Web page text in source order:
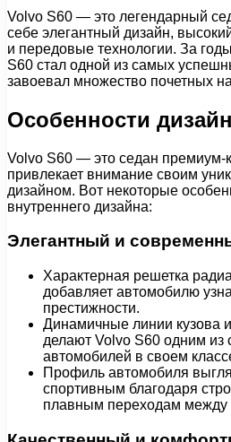
Volvo S60 — это легендарный
себе элегантный дизайн,
и передовые технологии. За
S60 стал одной из самых
завоевал множество почетных
Особенности
Volvo S60 — это седан премиум-
привлекает внимание своим
дизайном. Вот некоторые
внутреннего дизайна:
Элегантный и
Характерная решетка
добавляет автомобилю
престижности.
Динамичные линии
делают Volvo S60 одним из
автомобилей в своем
Профиль автомобиля
спортивным благодаря
плавным переходам между